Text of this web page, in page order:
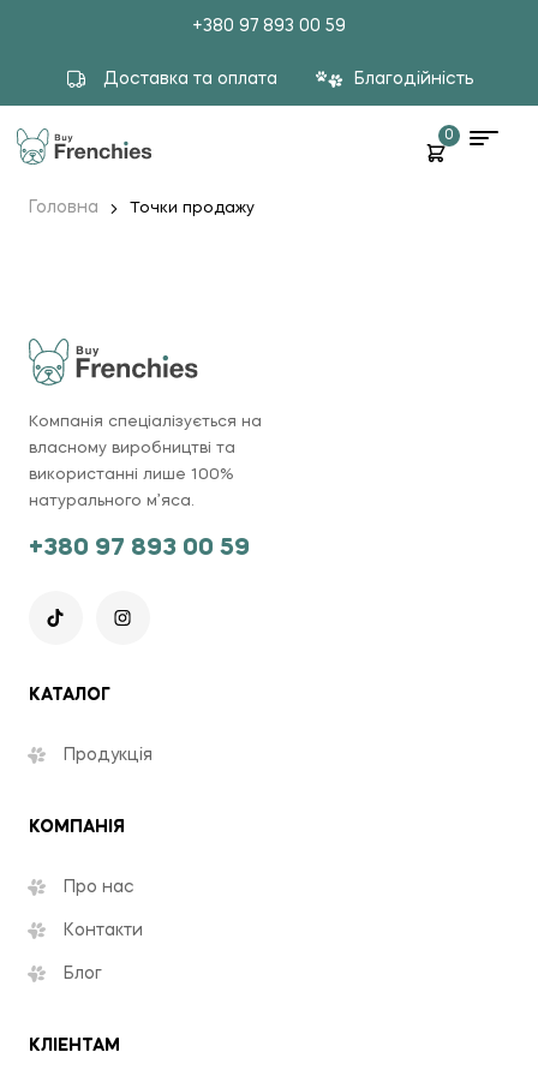
+380 97 893 00 59
Доставка та оплата Благодійність
0
Головна Точки продажу
Компанія спеціалізується на
власному виробництві та
використанні лише 100%
натурального м’яса.
+380 97 893 00 59
КАТАЛОГ
Продукція
КОМПАНІЯ
Про нас
Контакти
Блог
КЛІЕНТАМ